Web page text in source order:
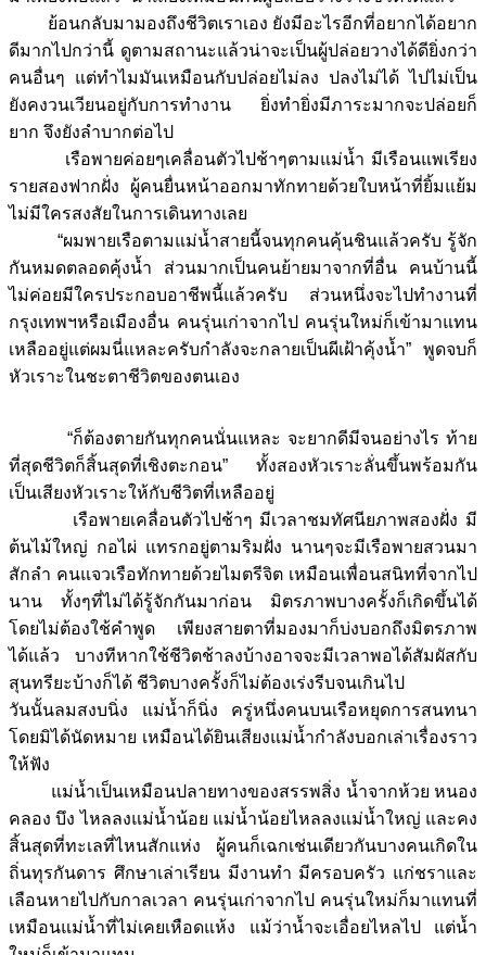
ย้อนกลับมามองถึงชีวิตเราเอง ยังมีอะไรอีกที่อยากได้อยาก
ดีมากไปกว่านี้ ดูตามสถานะแล้วน่าจะเป็นผู้ปล่อยวางได้ดียิ่งกว่า
คนอื่นๆ แต่ทำไมมันเหมือนกับปล่อยไม่ลง ปลงไม่ได้ ไปไม่เป็น
ยังคงวนเวียนอยู่กับการทำงาน ยิ่งทำยิ่งมีภาระมากจะปล่อยก็
ยาก จึงยังลำบากต่อไป
เรือพายค่อยๆเคลื่อนตัวไปช้าๆตามแม่น้ำ มีเรือนแพเรียง
รายสองฟากฝั่ง ผู้คนยื่นหน้าออกมาทักทายด้วยใบหน้าที่ยิ้มแย้ม
ไม่มีใครสงสัยในการเดินทางเลย
“ผมพายเรือตามแม่น้ำสายนี้จนทุกคนคุ้นชินแล้วครับ รู้จัก
กันหมดตลอดคุ้งน้ำ ส่วนมากเป็นคนย้ายมาจากที่อื่น คนบ้านนี้
ไม่ค่อยมีใครประกอบอาชีพนี้แล้วครับ ส่วนหนึ่งจะไปทำงานที่
กรุงเทพฯหรือเมืองอื่น คนรุ่นเก่าจากไป คนรุ่นใหม่ก็เข้ามาแทน
เหลืออยู่แต่ผมนี่แหละครับกำลังจะกลายเป็นผีเฝ้าคุ้งน้ำ” พูดจบก็
หัวเราะในชะตาชีวิตของตนเอง
“ก็ต้องตายกันทุกคนนั่นแหละ จะยากดีมีจนอย่างไร ท้าย
ที่สุดชีวิตก็สิ้นสุดที่เชิงตะกอน” ทั้งสองหัวเราะลั่นขึ้นพร้อมกัน
เป็นเสียงหัวเราะให้กับชีวิตที่เหลืออยู่
เรือพายเคลื่อนตัวไปช้าๆ มีเวลาชมทัศนียภาพสองฝั่ง มี
ต้นไม้ใหญ่ กอไผ่ แทรกอยู่ตามริมฝั่ง นานๆจะมีเรือพายสวนมา
สักลำ คนแจวเรือทักทายด้วยไมตรีจิต เหมือนเพื่อนสนิทที่จากไป
นาน ทั้งๆที่ไม่ได้รู้จักกันมาก่อน มิตรภาพบางครั้งก็เกิดขึ้นได้
โดยไม่ต้องใช้คำพูด เพียงสายตาที่มองมาก็บ่งบอกถึงมิตรภาพ
ได้แล้ว บางทีหากใช้ชีวิตช้าลงบ้างอาจจะมีเวลาพอได้สัมผัสกับ
สุนทรียะบ้างก็ได้ ชีวิตบางครั้งก็ไม่ต้องเร่งรีบจนเกินไป
วันนั้นลมสงบนิ่ง แม่น้ำก็นิ่ง ครู่หนึ่งคนบนเรือหยุดการสนทนา
โดยมิได้นัดหมาย เหมือนได้ยินเสียงแม่น้ำกำลังบอกเล่าเรื่องราว
ให้ฟัง
แม่น้ำเป็นเหมือนปลายทางของสรรพสิ่ง น้ำจากห้วย หนอง
คลอง บึง ไหลลงแม่น้ำน้อย แม่น้ำน้อยไหลลงแม่น้ำใหญ่ และคง
สิ้นสุดที่ทะเลที่ไหนสักแห่ง ผู้คนก็เฉกเช่นเดียวกันบางคนเกิดใน
ถิ่นทุรกันดาร ศึกษาเล่าเรียน มีงานทำ มีครอบครัว แก่ชราและ
เลือนหายไปกับกาลเวลา คนรุ่นเก่าจากไป คนรุ่นใหม่ก็มาแทนที่
เหมือนแม่น้ำที่ไม่เคยเหือดแห้ง แม้ว่าน้ำจะเอื่อยไหลไป แต่น้ำ